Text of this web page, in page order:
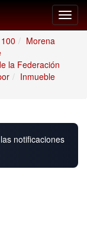
Morena
la Federación
Inmueble
notificaciones